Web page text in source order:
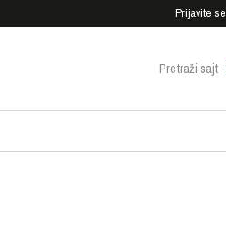
SIGURNO PLAĆANJE PLATNIM KARTICAMA!
Prijavite se
Pretraži sajt